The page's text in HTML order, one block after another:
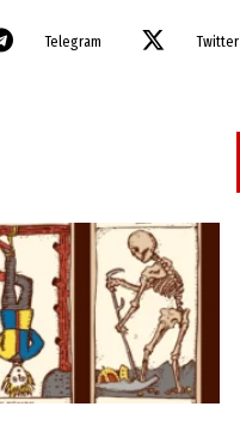
Telegram Twitter